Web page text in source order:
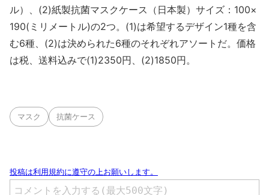
ル）、(2)紙製抗菌マスクケース（日本製）サイズ：100×
190(ミリメートル)の2つ。(1)は希望するデザイン1種を含
む6種、(2)は決められた6種のそれぞれアソートだ。価格
は税、送料込みで(1)2350円、(2)1850円。
マスク 抗菌ケース